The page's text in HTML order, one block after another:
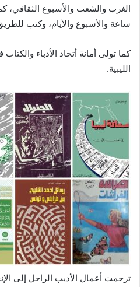
الغرب والشعب والأسبوع الثقافي،
ساعة والأسبوع والأيام، وكتب
كما تولى أمانة أتحاد الأدباء والكتاب
الليبية.
ترجمت أعمال الأديب الراحل إلى